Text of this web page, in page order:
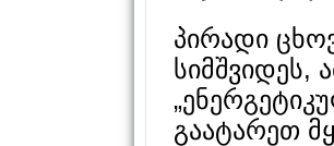
პირადი
სიმშვიდეს,
გაატარეთ